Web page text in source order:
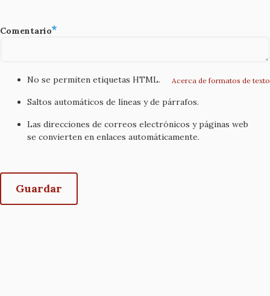
Comentario
Acerca de formatos de texto
No se permiten etiquetas HTML.
Saltos automáticos de líneas y de párrafos.
Las direcciones de correos electrónicos y páginas web
se convierten en enlaces automáticamente.